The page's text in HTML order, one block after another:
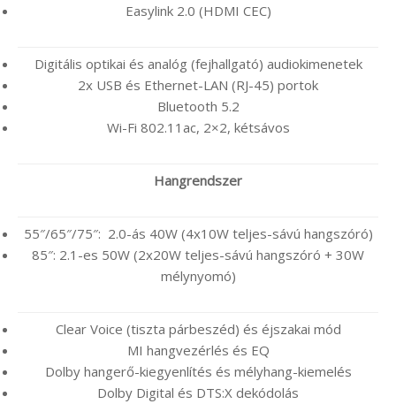
Easylink 2.0 (HDMI CEC)
Digitális optikai és analóg (fejhallgató) audiokimenetek
2x USB és Ethernet-LAN (RJ-45) portok
Bluetooth 5.2
Wi-Fi 802.11ac, 2×2, kétsávos
Hangrendszer
55″/65″/75″: 2.0-ás 40W (4x10W teljes-sávú hangszóró)
85″: 2.1-es 50W (2x20W teljes-sávú hangszóró + 30W
mélynyomó)
Clear Voice (tiszta párbeszéd) és éjszakai mód
MI hangvezérlés és EQ
Dolby hangerő-kiegyenlítés és mélyhang-kiemelés
Dolby Digital és DTS:X dekódolás